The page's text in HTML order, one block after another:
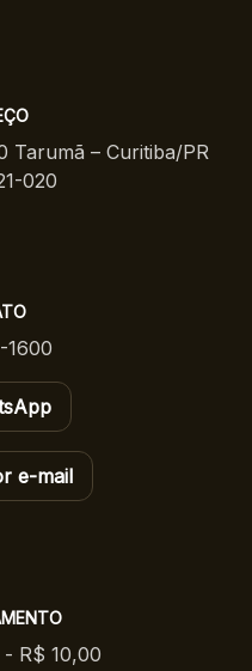
Tarumã – Curitiba/PR
020
1600
e-mail
R$ 10,00